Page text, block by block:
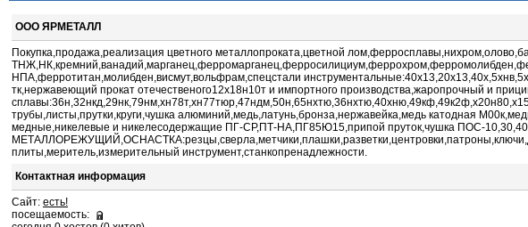
ООО ЯРМЕТАЛЛ
Покупка,продажа,реализация цветного металлопроката,цветной
НПА,ферротитан,молибден,висмут,вольфрам,спецстали
тк,нержавеющий прокат отечественого12х18н10т и импортного производства,жаропрочный и
трубы,листы,прутки,круги,чушка алюминий,медь,латунь,бронза,нержавейка,медь катодная
медные,никелевые и никелесодержащие ПГ-СР,ПТ-НА,ПГ85Ю15,припой пруток,чушка ПОС-
плиты,меритель,измерительный инструмент,станкопренадлежности.
Контактная информация
Сайт: есть!
посещаемость: